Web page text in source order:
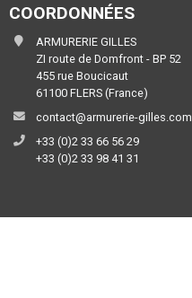
COORDONNÉES
ARMURERIE GILLES
ZI route de Domfront - BP 52
455 rue Boucicaut
61100 FLERS (France)
contact@armurerie-gilles.com
+33 (0)2 33 66 56 29
+33 (0)2 33 98 41 31